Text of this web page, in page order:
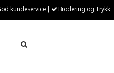
kundeservice | Brodering og Trykk